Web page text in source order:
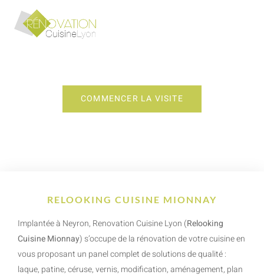
COMMENCER LA VISITE
RELOOKING CUISINE MIONNAY
Implantée à Neyron, Renovation Cuisine Lyon (Relooking
Cuisine Mionnay) s’occupe de la rénovation de votre cuisine en
vous proposant un panel complet de solutions de qualité :
laque, patine, céruse, vernis, modification, aménagement, plan